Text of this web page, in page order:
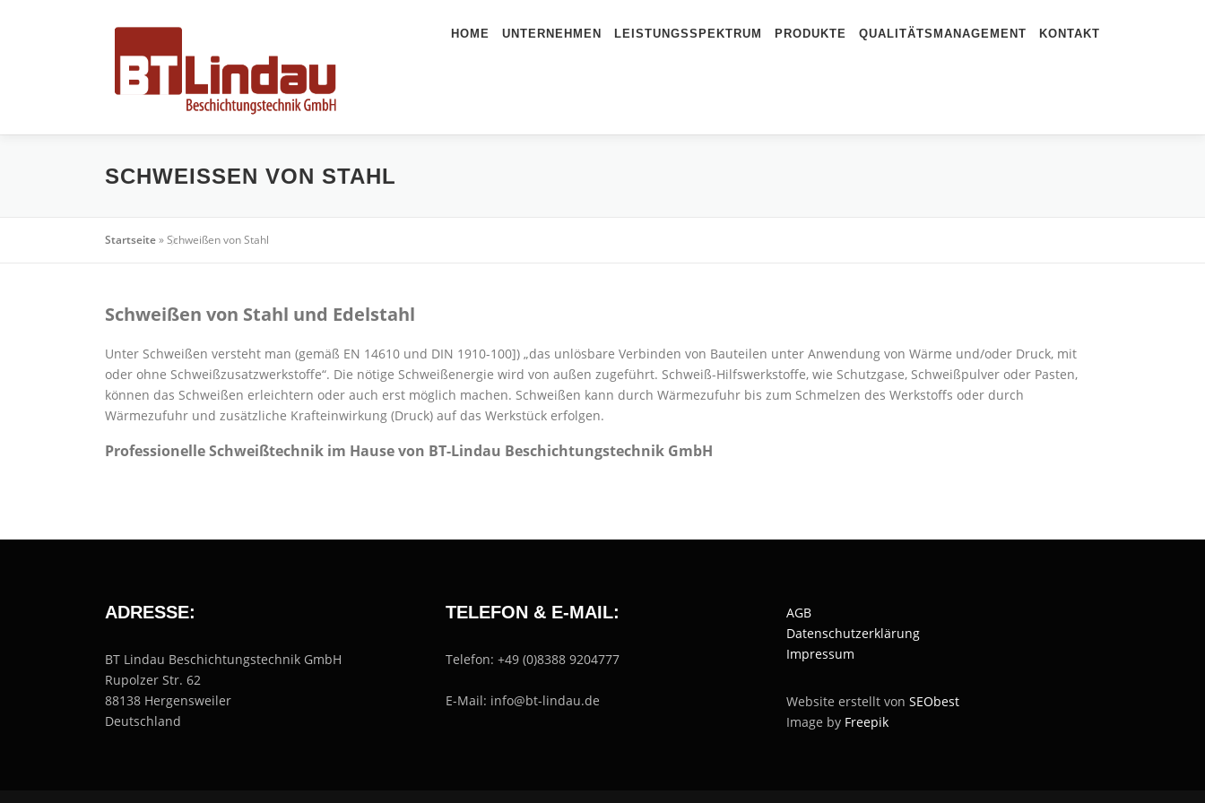
HOME UNTERNEHMEN LEISTUNGSSPEKTRUM PRODUKTE QUALITÄTSMANAGEMENT KONTAKT
SCHWEISSEN VON STAHL
Startseite»Schweißen von Stahl
Schweißen von Stahl und Edelstahl
Unter Schweißen versteht man (gemäß EN 14610 und DIN 1910-100]) „das unlösbare Verbinden von Bauteilen unter Anwendung von Wärme und/oder Druck, mit
oder ohne Schweißzusatzwerkstoffe“. Die nötige Schweißenergie wird von außen zugeführt. Schweiß-Hilfswerkstoffe, wie Schutzgase, Schweißpulver oder Pasten,
können das Schweißen erleichtern oder auch erst möglich machen. Schweißen kann durch Wärmezufuhr bis zum Schmelzen des Werkstoffs oder durch
Wärmezufuhr und zusätzliche Krafteinwirkung (Druck) auf das Werkstück erfolgen.
Professionelle Schweißtechnik im Hause von BT-Lindau Beschichtungstechnik GmbH
ADRESSE:
BT Lindau Beschichtungstechnik GmbH
Rupolzer Str. 62
88138 Hergensweiler
Deutschland
TELEFON & E-MAIL:
Telefon: +49 (0)8388 9204777
E-Mail: info@bt-lindau.de
AGB
Datenschutzerklärung
Impressum
Website erstellt von SEObest
Image by Freepik